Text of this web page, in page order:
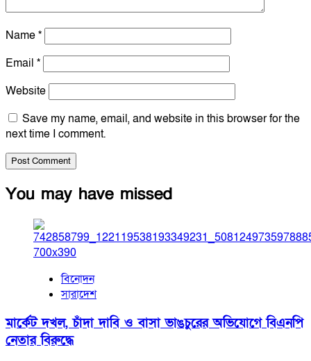
Name*
Email *
Website
Save my name, email, and website in this browser for the
next time I comment.
You may have missed
বিনোদন
সারাদেশ
মার্কেট দখল, চাঁদা দাবি ও বাসা ভাঙচুরের অভিযোগে বিএনপি
নেতার বিরুদ্ধে